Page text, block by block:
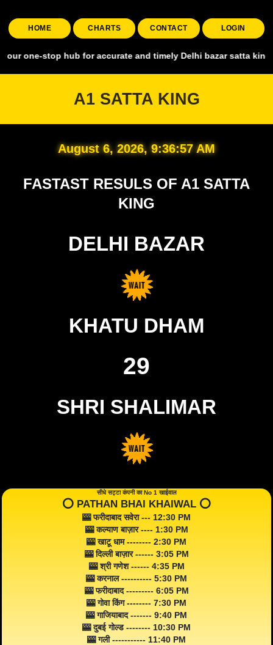
HOME CHARTS CONTACT LOGIN
hub for accurate and timely Delhi bazar satta king,
A1 SATTA KING
August 6, 2026, 9:36:58 AM
FASTAST RESULS OF A1 SATTA
KING
DELHI BAZAR
KHATU DHAM
29
SHRI SHALIMAR
सीधे सट्टा कंपनी का No 1 खाईवाल
⭕️ PATHAN BHAI KHAIWAL ⭕️
🎰 फरीदाबाद सवेरा --- 12:30 PM
🎰 कल्याण बाज़ार ---- 1:30 PM
🎰 खाटू धाम -------- 2:30 PM
🎰 दिल्ली बाज़ार ------ 3:05 PM
🎰 श्री गणेश ------ 4:35 PM
🎰 करनाल ---------- 5:30 PM
🎰 फरीदाबाद --------- 6:05 PM
🎰 गोवा किंग -------- 7:30 PM
🎰 गाजियाबाद ------- 9:40 PM
🎰 दुबई गोल्ड -------- 10:30 PM
🎰 गली ----------- 11:40 PM